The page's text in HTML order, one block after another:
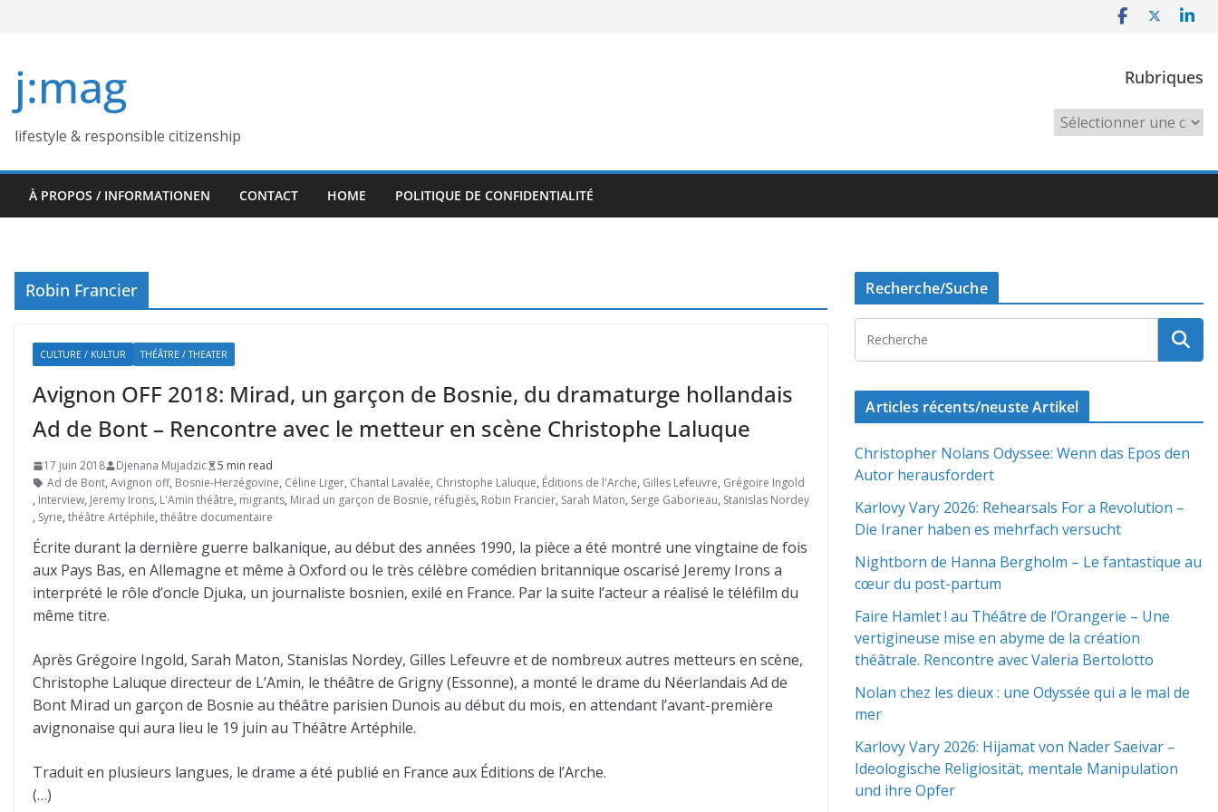
j:mag
lifestyle & responsible citizenship
Rubriques
Rubriques
À PROPOS / INFORMATIONEN CONTACT HOME POLITIQUE DE CONFIDENTIALITÉ
Robin Francier
CULTURE / KULTUR THÉÂTRE / THEATER
Avignon OFF 2018: Mirad, un garçon de Bosnie, du dramaturge hollandais
Ad de Bont – Rencontre avec le metteur en scène Christophe Laluque
17 juin 2018 Djenana Mujadzic
5 min read
Ad de Bont, Avignon off, Bosnie-Herzégovine, Céline Liger, Chantal Lavalée, Christophe Laluque, Éditions de l'Arche, Gilles Lefeuvre, Grégoire Ingold
, Interview, Jeremy Irons, L'Amin théâtre, migrants, Mirad un garçon de Bosnie, réfugiés, Robin Francier, Sarah Maton, Serge Gaborieau, Stanislas Nordey
, Syrie, théâtre Artéphile, théâtre documentaire
Écrite durant la dernière guerre balkanique, au début des années 1990, la pièce a été montré une vingtaine de fois
aux Pays Bas, en Allemagne et même à Oxford ou le très célèbre comédien britannique oscarisé Jeremy Irons a
interprété le rôle d’oncle Djuka, un journaliste bosnien, exilé en France. Par la suite l’acteur a réalisé le téléfilm du
même titre.
Après Grégoire Ingold, Sarah Maton, Stanislas Nordey, Gilles Lefeuvre et de nombreux autres metteurs en scène,
Christophe Laluque directeur de L’Amin, le théâtre de Grigny (Essonne), a monté le drame du Néerlandais Ad de
Bont Mirad un garçon de Bosnie au théâtre parisien Dunois au début du mois, en attendant l’avant-première
avignonaise qui aura lieu le 19 juin au Théâtre Artéphile.
Traduit en plusieurs langues, le drame a été publié en France aux Éditions de l’Arche.
(…)
Recherche/Suche
Articles récents/neuste Artikel
Christopher Nolans Odyssee: Wenn das Epos den
Autor herausfordert
Karlovy Vary 2026: Rehearsals For a Revolution –
Die Iraner haben es mehrfach versucht
Nightborn de Hanna Bergholm – Le fantastique au
cœur du post-partum
Faire Hamlet ! au Théâtre de l’Orangerie – Une
vertigineuse mise en abyme de la création
théâtrale. Rencontre avec Valeria Bertolotto
Nolan chez les dieux : une Odyssée qui a le mal de
mer
Karlovy Vary 2026: Hijamat von Nader Saeivar​​ –
Ideologische Religiosität, mentale Manipulation
und ihre Opfer